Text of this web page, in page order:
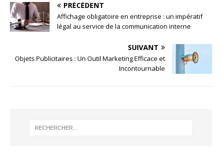
PRÉCÉDENT
Affichage obligatoire en entreprise : un impératif
légal au service de la communication interne
SUIVANT
Objets Publicitaires : Un Outil Marketing Efficace et
Incontournable